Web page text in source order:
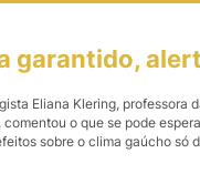
garantido,
Eliana Klering,
o que se pode
sobre o clima gaúcho só